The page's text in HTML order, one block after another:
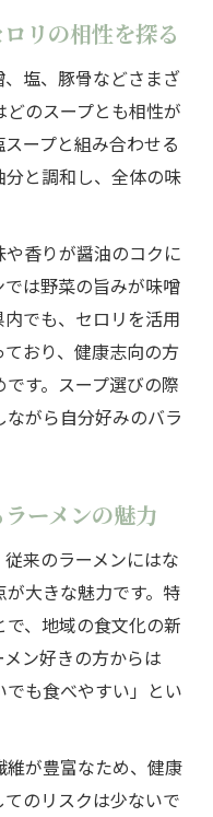
リの相性を探る
塩、豚骨などさまざ
のスープとも相性が
ープと組み合わせる
と調和し、全体の味
香りが醤油のコクに
は野菜の旨みが味噌
でも、セロリを活用
おり、健康志向の方
す。スープ選びの際
がら自分好みのバラ
ーメンの魅力
来のラーメンにはな
大きな魅力です。特
、地域の食文化の新
ン好きの方からは
でも食べやすい」とい
維が豊富なため、健康
のリスクは少ないで